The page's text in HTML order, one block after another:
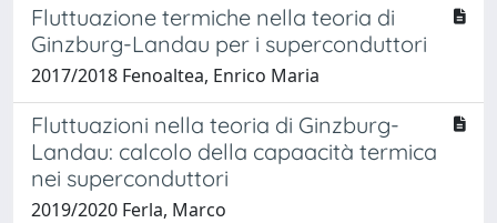
Fluttuazione termiche nella teoria di
Ginzburg-Landau per i superconduttori
2017/2018 Fenoaltea, Enrico Maria
Fluttuazioni nella teoria di Ginzburg-
Landau: calcolo della capaacità termica
nei superconduttori
2019/2020 Ferla, Marco